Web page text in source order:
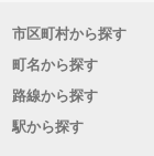
市区町村から探す
町名から探す
路線から探す
駅から探す